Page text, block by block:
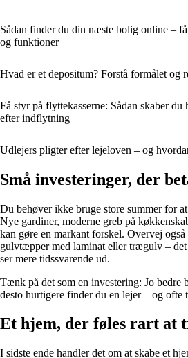
Sådan finder du din næste bolig online –
og funktioner
Hvad er et depositum? Forstå formålet og
Få styr på flyttekasserne: Sådan skaber
efter indflytning
Udlejers pligter efter lejeloven – og
Små investeringer, der
Du behøver ikke bruge store summer for
Nye gardiner, moderne greb på
kan gøre en markant forskel. Overvej
gulvtæpper med laminat eller trægulv – det
ser mere tidssvarende ud.
Tænk på det som en investering: Jo bedre
desto hurtigere finder du en lejer – og ofte
Et hjem, der føles rart at
I sidste ende handler det om at skabe et